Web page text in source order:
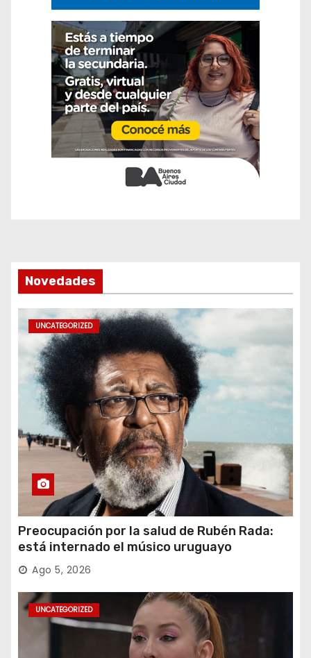
Novedades
UNCATEGORIZED
Preocupación por la salud de Rubén Rada:
está internado el músico uruguayo
Ago 5, 2026
UNCATEGORIZED